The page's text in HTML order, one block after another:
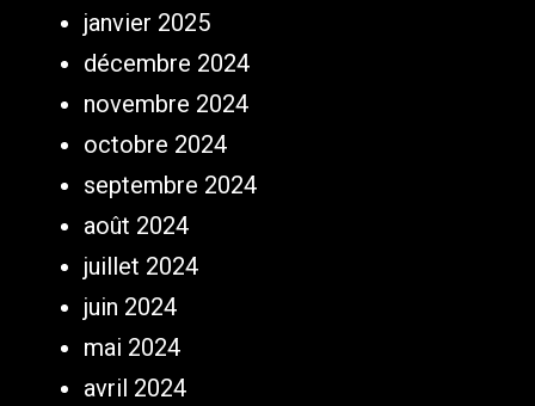
janvier 2025
décembre 2024
novembre 2024
octobre 2024
septembre 2024
août 2024
juillet 2024
juin 2024
mai 2024
avril 2024